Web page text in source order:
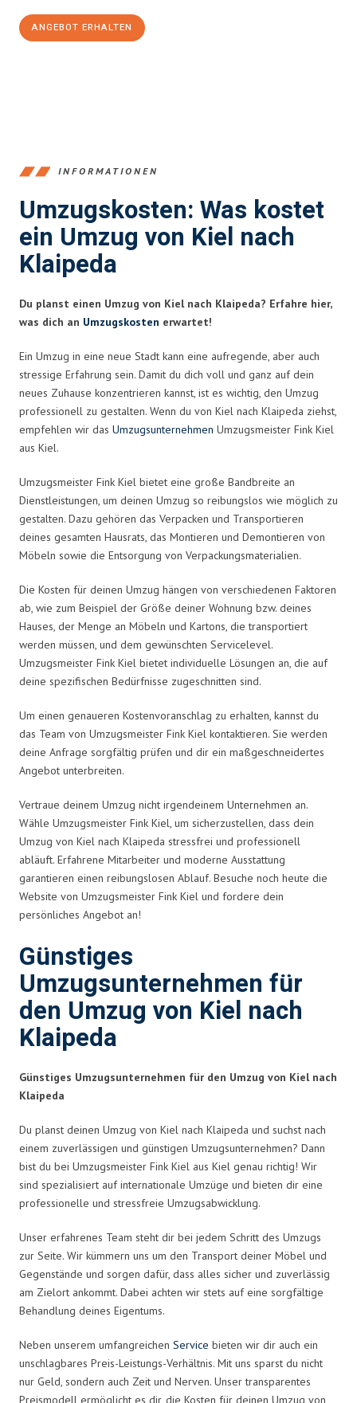
ANGEBOT ERHALTEN
INFORMATIONEN
Umzugskosten: Was kostet
ein Umzug von Kiel nach
Klaipeda
Du planst einen Umzug von Kiel nach Klaipeda? Erfahre hier,
was dich an Umzugskosten erwartet!
Ein Umzug in eine neue Stadt kann eine aufregende, aber auch
stressige Erfahrung sein. Damit du dich voll und ganz auf dein
neues Zuhause konzentrieren kannst, ist es wichtig, den Umzug
professionell zu gestalten. Wenn du von Kiel nach Klaipeda ziehst,
empfehlen wir das Umzugsunternehmen Umzugsmeister Fink Kiel
aus Kiel.
Umzugsmeister Fink Kiel bietet eine große Bandbreite an
Dienstleistungen, um deinen Umzug so reibungslos wie möglich zu
gestalten. Dazu gehören das Verpacken und Transportieren
deines gesamten Hausrats, das Montieren und Demontieren von
Möbeln sowie die Entsorgung von Verpackungsmaterialien.
Die Kosten für deinen Umzug hängen von verschiedenen Faktoren
ab, wie zum Beispiel der Größe deiner Wohnung bzw. deines
Hauses, der Menge an Möbeln und Kartons, die transportiert
werden müssen, und dem gewünschten Servicelevel.
Umzugsmeister Fink Kiel bietet individuelle Lösungen an, die auf
deine spezifischen Bedürfnisse zugeschnitten sind.
Um einen genaueren Kostenvoranschlag zu erhalten, kannst du
das Team von Umzugsmeister Fink Kiel kontaktieren. Sie werden
deine Anfrage sorgfältig prüfen und dir ein maßgeschneidertes
Angebot unterbreiten.
Vertraue deinem Umzug nicht irgendeinem Unternehmen an.
Wähle Umzugsmeister Fink Kiel, um sicherzustellen, dass dein
Umzug von Kiel nach Klaipeda stressfrei und professionell
abläuft. Erfahrene Mitarbeiter und moderne Ausstattung
garantieren einen reibungslosen Ablauf. Besuche noch heute die
Website von Umzugsmeister Fink Kiel und fordere dein
persönliches Angebot an!
Günstiges
Umzugsunternehmen für
den Umzug von Kiel nach
Klaipeda
Günstiges Umzugsunternehmen für den Umzug von Kiel nach
Klaipeda
Du planst deinen Umzug von Kiel nach Klaipeda und suchst nach
einem zuverlässigen und günstigen Umzugsunternehmen? Dann
bist du bei Umzugsmeister Fink Kiel aus Kiel genau richtig! Wir
sind spezialisiert auf internationale Umzüge und bieten dir eine
professionelle und stressfreie Umzugsabwicklung.
Unser erfahrenes Team steht dir bei jedem Schritt des Umzugs
zur Seite. Wir kümmern uns um den Transport deiner Möbel und
Gegenstände und sorgen dafür, dass alles sicher und zuverlässig
am Zielort ankommt. Dabei achten wir stets auf eine sorgfältige
Behandlung deines Eigentums.
Neben unserem umfangreichen Service bieten wir dir auch ein
unschlagbares Preis-Leistungs-Verhältnis. Mit uns sparst du nicht
nur Geld, sondern auch Zeit und Nerven. Unser transparentes
Preismodell ermöglicht es dir, die Kosten für deinen Umzug von